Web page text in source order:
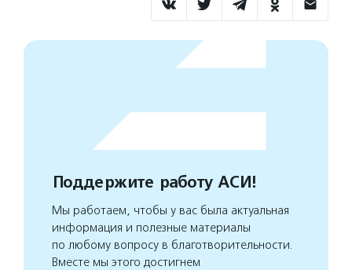
Поддержите работу АСИ!
Мы работаем, чтобы у вас была актуальная
информация и полезные материалы
по любому вопросу в благотворительности.
Вместе мы этого достигнем